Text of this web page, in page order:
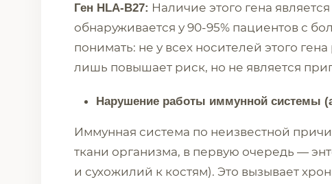
Ген HLA-B27: Наличие этого гена
обнаруживается у 90-95% пациентов с
понимать: не у всех носителей этого
лишь повышает риск, но не является
Нарушение работы иммунной системы
Иммунная система по неизвестной
ткани организма, в первую очередь —
и сухожилий к костям). Это вызывает